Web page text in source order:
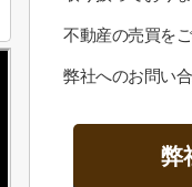
不動産の売買を
弊社へのお問い
弊